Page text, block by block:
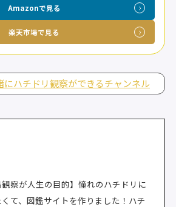
Amazonで見る
楽天市場で見る
にハチドリ観察ができるチャンネル
観察が人生の目的】憧れのハチドリに
て、図鑑サイトを作りました！ハチ